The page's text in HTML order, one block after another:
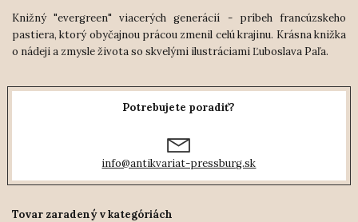
Knižný "evergreen" viacerých generácií - príbeh francúzskeho
pastiera, ktorý obyčajnou prácou zmenil celú krajinu. Krásna knižka
o nádeji a zmysle života so skvelými ilustráciami Ľuboslava Paľa.
Potrebujete poradiť?
info@antikvariat-pressburg.sk
Tovar zaradený v kategóriách